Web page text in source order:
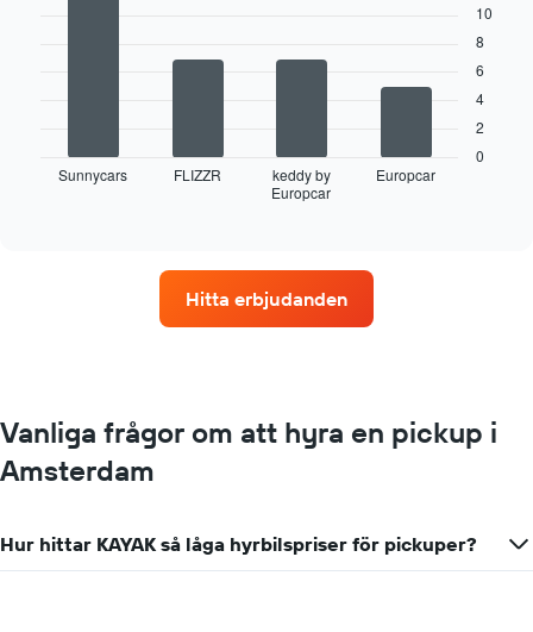
fyra
visar
biluthyrningsföretag
Diagrammet
Y-
axel
Sunnycars FLIZZR
keddy by
Europcar
Europcar
0
2
4
6
8
10
Hitta erbjudanden
Vanliga frågor om att hyra en pickup i
Amsterdam
Hur hittar KAYAK så låga hyrbilspriser för pickuper?